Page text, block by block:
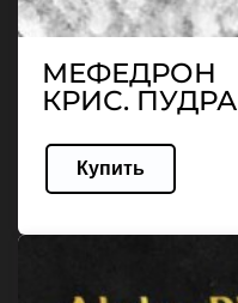
МЕФЕДРОН
КРИС. ПУДРА
Купить